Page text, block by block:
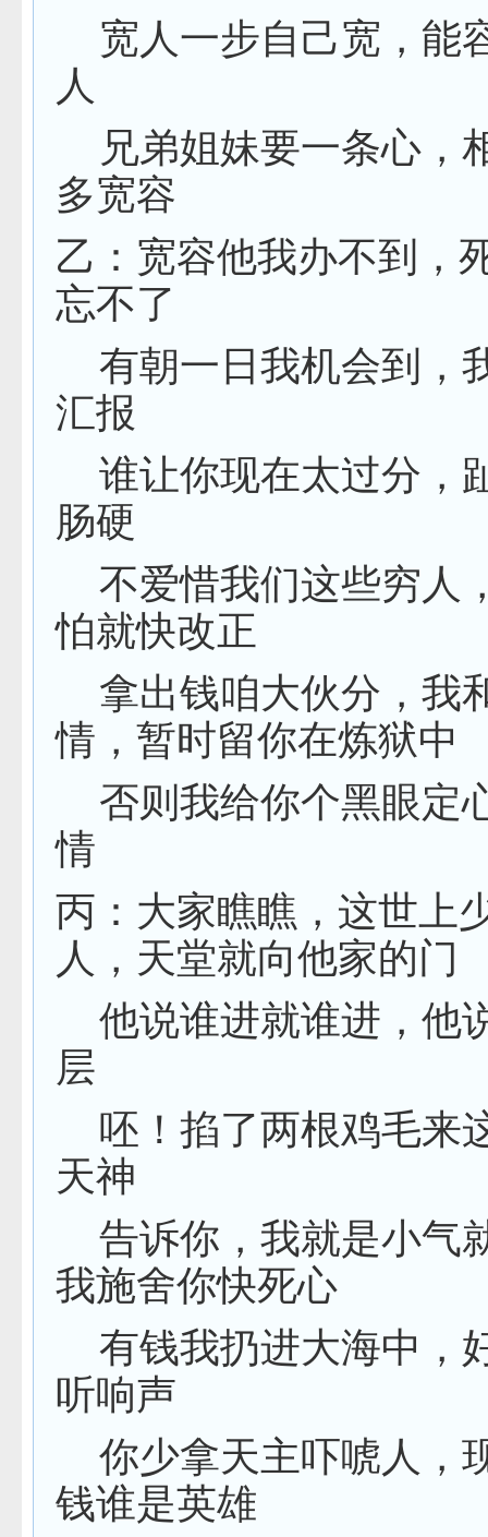
宽人一步自己宽，能
人
兄弟姐妹要一条心，
多宽容
乙：宽容他我办不到，
忘不了
有朝一日我机会到，
汇报
谁让你现在太过分，
肠硬
不爱惜我们这些穷人
怕就快改正
拿出钱咱大伙分，我
情，暂时留你在炼狱中
否则我给你个黑眼
情
丙：大家瞧瞧，这世上
人，天堂就向他家的门
他说谁进就谁进，他
层
呸！掐了两根鸡毛来
天神
告诉你，我就是小气
我施舍你快死心
有钱我扔进大海中，
听响声
你少拿天主吓唬人，
钱谁是英雄